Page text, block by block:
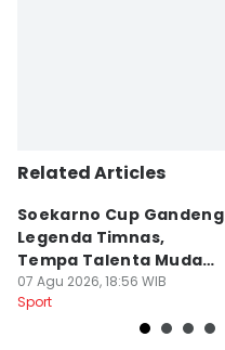
Related Articles
Soekarno Cup Gandeng
Legenda Timnas,
Tempa Talenta Muda
Sepak Bola Indonesia
07 Agu 2026, 18:56 WIB
Sport